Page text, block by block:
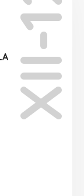
XII-12